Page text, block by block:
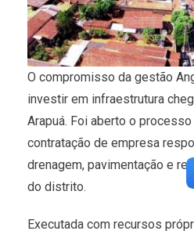
O compromisso da gestão
investir em infraestrutura
Arapuá. Foi aberto o
contratação de empresa
drenagem, pavimentação e
do distrito.
Executada com recursos